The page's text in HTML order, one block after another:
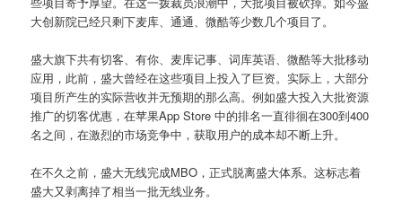
大创新院已经只剩下麦库、通通、微酷等少数几个项目了。
盛大旗下共有切客、有你、麦库记事、词库英语、微酷等大批移动
应用，此前，盛大曾经在这些项目上投入了巨资。实际上，大部分
项目所产生的实际营收并无预期的那么高。例如盛大投入大批资源
推广的切客优惠，在苹果App Store 中的排名一直徘徊在300到400
名之间，在激烈的市场竞争中，获取用户的成本却不断上升。
在不久之前，盛大无线完成MBO，正式脱离盛大体系。这标志着
盛大又剥离掉了相当一批无线业务。